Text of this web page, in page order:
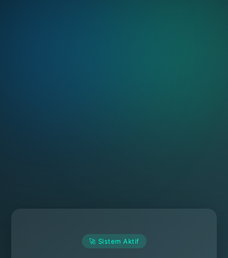
🚀 Sistem Aktif